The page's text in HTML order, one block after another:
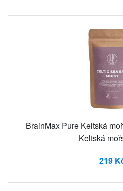
BrainMax Pure Keltská
Keltská
219